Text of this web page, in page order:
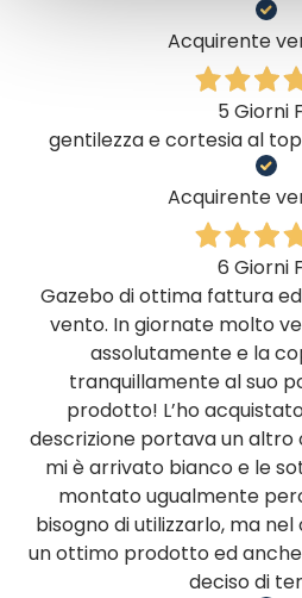
Acquirente
5 Giorni
gentilezza e cortesia al
Acquirente
6 Giorni
Gazebo di ottima fattura
vento. In giornate molto
assolutamente e la
tranquillamente al suo
prodotto! L’ho
descrizione portava un
mi è arrivato bianco e le
montato ugualmente
bisogno di utilizzarlo, ma
un ottimo prodotto ed
deciso di